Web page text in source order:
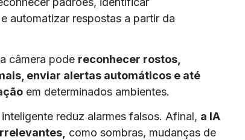
automatizar respostas a partir da
câmera pode reconhecer rostos,
enviar alertas automáticos e até
em determinados ambientes.
reduz alarmes falsos. Afinal, a IA
como sombras, mudanças de